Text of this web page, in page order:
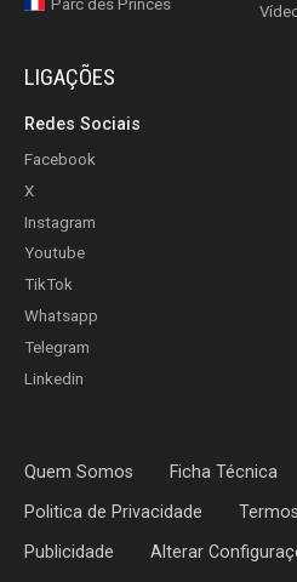
Parc des Princes
LIGAÇÕES
Redes Sociais
Facebook
X
Instagram
Youtube
TikTok
Whatsapp
Telegram
Linkedin
Quem Somos Ficha Técnica
Politica de Privacidade
Publicidade Alterar